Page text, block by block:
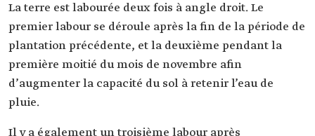
La terre est labourée deux fois à angle droit. Le
premier labour se déroule après la fin de la période de
plantation précédente, et la deuxième pendant la
première moitié du mois de novembre afin
d’augmenter la capacité du sol à retenir l’eau de
pluie.
Il y a également un troisième labour après